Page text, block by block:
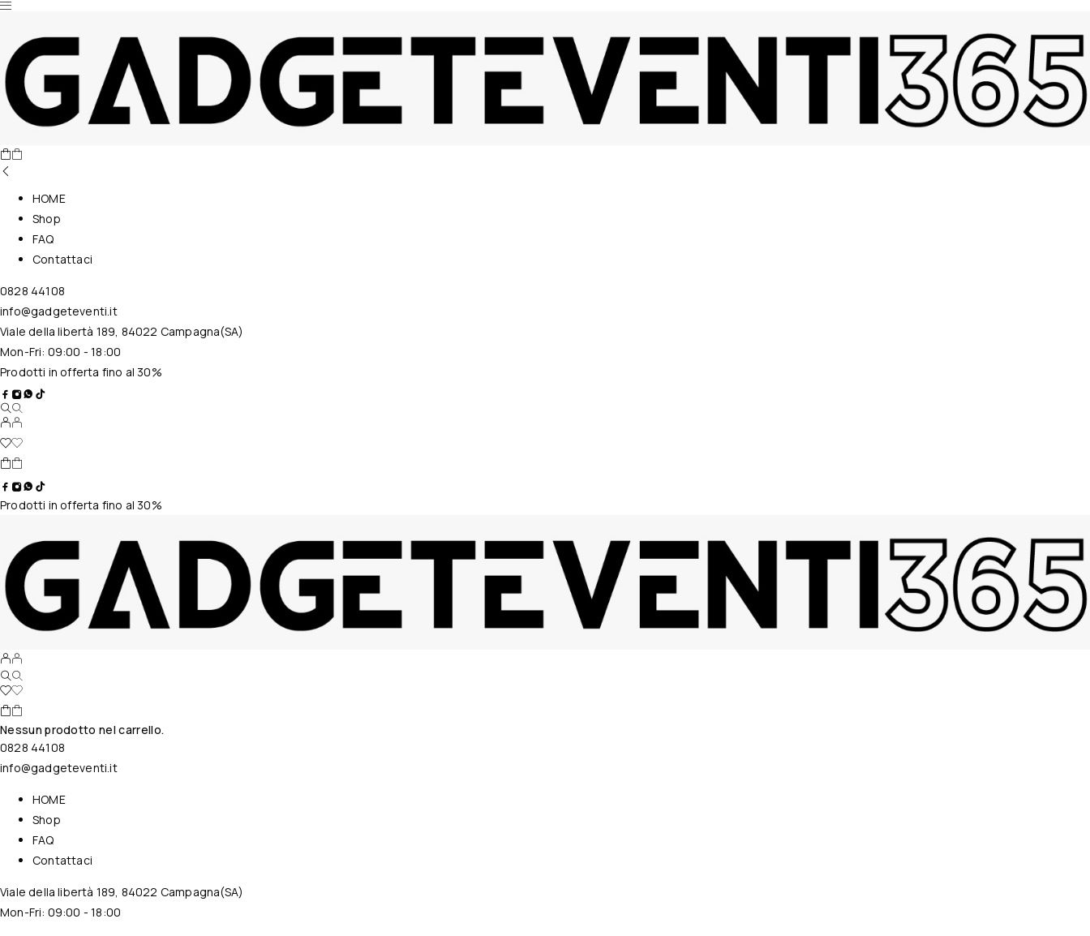
Nessun prodotto nel carrello.
HOME
Shop
FAQ
Contattaci
0828 44108
info@gadgeteventi.it
Viale della libertà 189, 84022 Campagna(SA)
Mon-Fri: 09:00 - 18:00
Prodotti in offerta fino al 30%
Prodotti in offerta fino al 30%
Nessun prodotto nel carrello.
0828 44108
info@gadgeteventi.it
HOME
Shop
FAQ
Contattaci
Viale della libertà 189, 84022 Campagna(SA)
Mon-Fri: 09:00 - 18:00